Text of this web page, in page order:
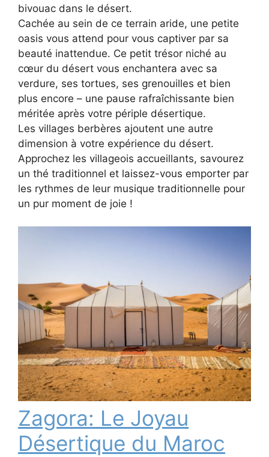
bivouac dans le désert.
Cachée au sein de ce terrain aride, une petite
oasis vous attend pour vous captiver par sa
beauté inattendue. Ce petit trésor niché au
cœur du désert vous enchantera avec sa
verdure, ses tortues, ses grenouilles et bien
plus encore – une pause rafraîchissante bien
méritée après votre périple désertique.
Les villages berbères ajoutent une autre
dimension à votre expérience du désert.
Approchez les villageois accueillants, savourez
un thé traditionnel et laissez-vous emporter par
les rythmes de leur musique traditionnelle pour
un pur moment de joie !
Zagora: Le Joyau
Désertique du Maroc